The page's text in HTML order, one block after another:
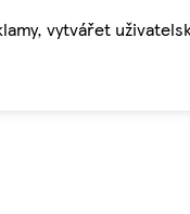
vytvářet